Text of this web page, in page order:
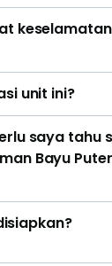
keselamatan
unit ini?
saya tahu
Bayu